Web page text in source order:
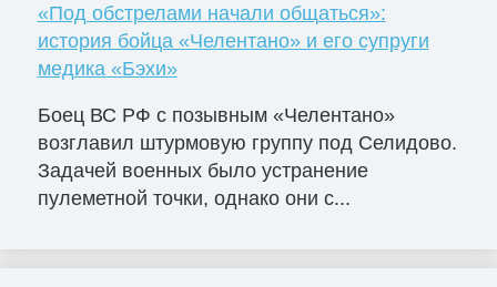
«Под обстрелами начали общаться»:
история бойца «Челентано» и его супруги
медика «Бэхи»
Боец ВС РФ с позывным «Челентано»
возглавил штурмовую группу под Селидово.
Задачей военных было устранение
пулеметной точки, однако они с...